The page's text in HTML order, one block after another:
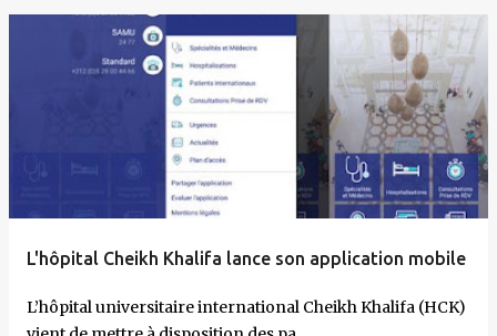
L'hôpital Cheikh Khalifa lance son application mobile
L’hôpital universitaire international Cheikh Khalifa (HCK)